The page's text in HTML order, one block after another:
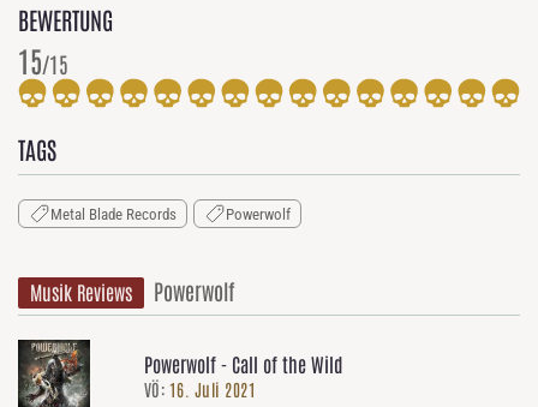
BEWERTUNG
15/15
TAGS
Metal Blade Records Powerwolf
Musik Reviews Powerwolf
Powerwolf - Call of the Wild
VÖ: 16. Juli 2021